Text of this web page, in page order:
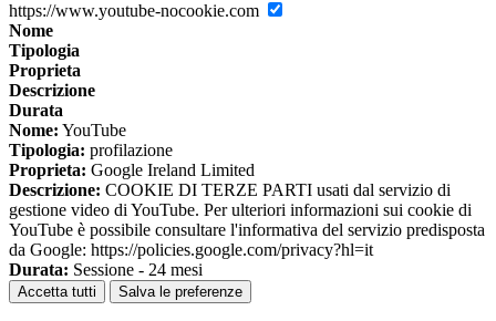
https://www.youtube-nocookie.com
Nome
Tipologia
Proprieta
Descrizione
Durata
Nome: YouTube
Tipologia: profilazione
Proprieta: Google Ireland Limited
Descrizione: COOKIE DI TERZE PARTI usati dal servizio di
gestione video di YouTube. Per ulteriori informazioni sui cookie di
YouTube è possibile consultare l'informativa del servizio predisposta
da Google: https://policies.google.com/privacy?hl=it
Durata: Sessione - 24 mesi
Accetta tutti Salva le preferenze